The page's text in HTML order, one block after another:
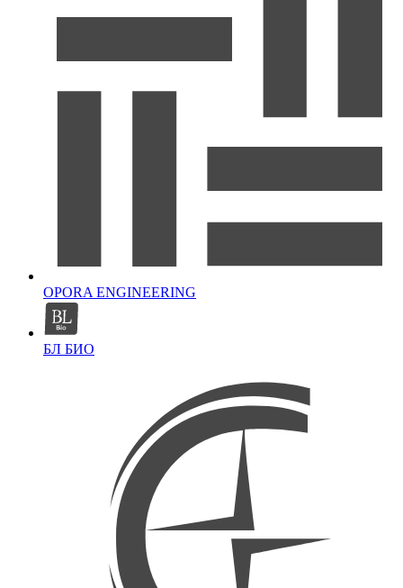
OPORA ENGINEERING
БЛ БИО